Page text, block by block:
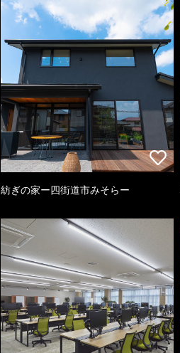
紡ぎの家ー四街道市みそらー